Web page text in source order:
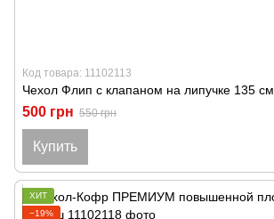
Код товара: 11102113
Чехол Флип с клапаном на липучке 135 см
500 грн 550 грн
Купить
ХИТ
−19%